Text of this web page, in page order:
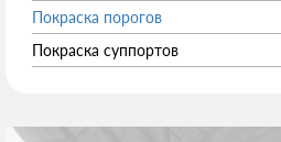
Покраска порогов
Покраска суппортов